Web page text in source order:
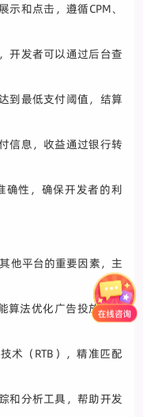
和点击，遵循CPM、
开发者可以通过后台查
到最低支付阈值，结算
信息，收益通过银行转
确性，确保开发者的利
他平台的重要因素，主
算法优化广告投放，提
术（RTB），精准匹配
和分析工具，帮助开发